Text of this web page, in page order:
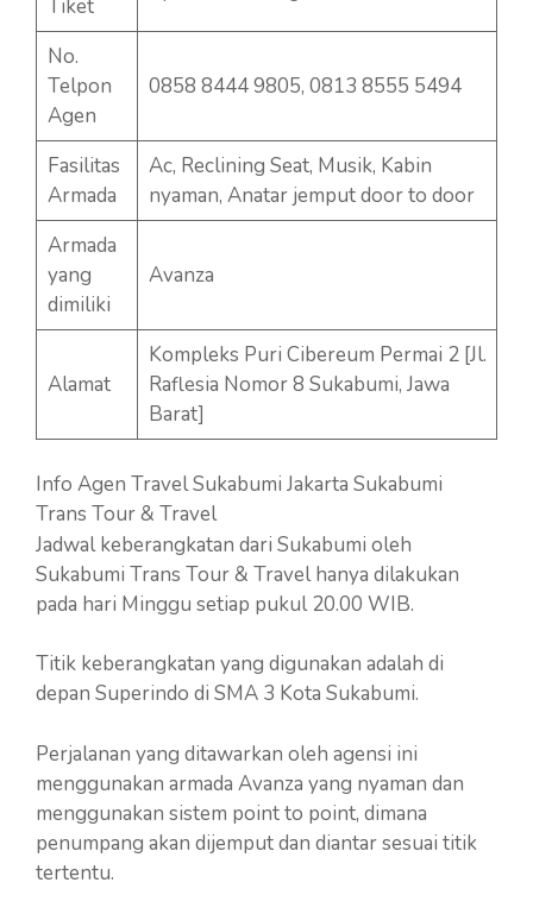
Tiket
No.
Telpon
Agen
0858 8444 9805, 0813 8555 5494
Fasilitas
Armada
Ac, Reclining Seat, Musik, Kabin
nyaman, Anatar jemput door to door
Armada
yang
dimiliki
Avanza
Alamat
Kompleks Puri Cibereum Permai 2 [Jl.
Raflesia Nomor 8 Sukabumi, Jawa
Barat]
Info Agen Travel Sukabumi Jakarta Sukabumi
Trans Tour & Travel
Jadwal keberangkatan dari Sukabumi oleh
Sukabumi Trans Tour & Travel hanya dilakukan
pada hari Minggu setiap pukul 20.00 WIB.
Titik keberangkatan yang digunakan adalah di
depan Superindo di SMA 3 Kota Sukabumi.
Perjalanan yang ditawarkan oleh agensi ini
menggunakan armada Avanza yang nyaman dan
menggunakan sistem point to point, dimana
penumpang akan dijemput dan diantar sesuai titik
tertentu.